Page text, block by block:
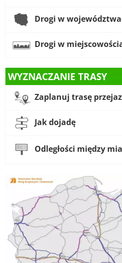
Drogi w
Drogi w
WYZNACZANIE TRASY
Zaplanuj trasę
Jak dojadę
Odległości między